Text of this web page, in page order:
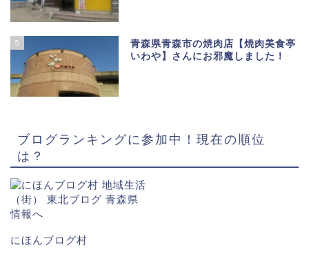
5
青森県青森市の焼肉店【焼肉美食亭
いわや】さんにお邪魔しました！
ブログランキングに参加中！現在の順位
は？
にほんブログ村